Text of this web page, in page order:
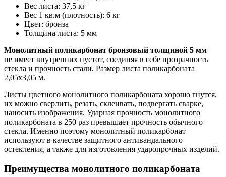
Вес листа: 37,5 кг
Вес 1 кв.м (плотность): 6 кг
Цвет: бронза
Толщина листа: 5 мм
Монолитный поликарбонат бронзовый толщиной 5 мм
не имеет внутренних пустот, соединяя в себе прозрачность
стекла и прочность стали. Размер листа поликарбоната
2,05х3,05 м.
Листы цветного монолитного поликарбоната хорошо гнутся,
их можно сверлить, резать, склеивать, подвергать сварке,
наносить изображения. Ударная прочность монолитного
поликарбоната в 250 раз превышает прочность обычного
стекла. Именно поэтому монолитный поликарбонат
используют в качестве защитного антивандального
остекления, а также для изготовления ударопрочных изделий.
Преимущества монолитного поликарбоната